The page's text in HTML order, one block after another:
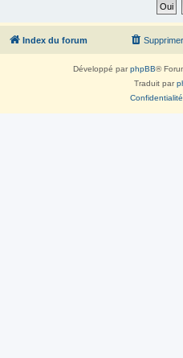
Index du forum
Développé parphpBB®
Traduit par
Confidentialité